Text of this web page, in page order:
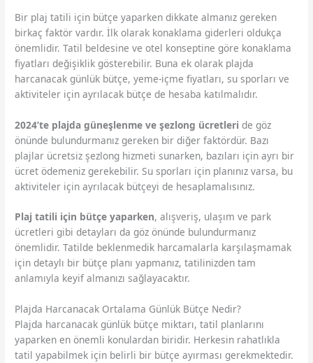
Bir plaj tatili için bütçe yaparken dikkate almanız gereken
birkaç faktör vardır. İlk olarak konaklama giderleri oldukça
önemlidir. Tatil beldesine ve otel konseptine göre konaklama
fiyatları değişiklik gösterebilir. Buna ek olarak plajda
harcanacak günlük bütçe, yeme-içme fiyatları, su sporları ve
aktiviteler için ayrılacak bütçe de hesaba katılmalıdır.
2024’te plajda güneşlenme ve şezlong ücretleri de göz
önünde bulundurmanız gereken bir diğer faktördür. Bazı
plajlar ücretsiz şezlong hizmeti sunarken, bazıları için ayrı bir
ücret ödemeniz gerekebilir. Su sporları için planınız varsa, bu
aktiviteler için ayrılacak bütçeyi de hesaplamalısınız.
Plaj tatili için bütçe yaparken, alışveriş, ulaşım ve park
ücretleri gibi detayları da göz önünde bulundurmanız
önemlidir. Tatilde beklenmedik harcamalarla karşılaşmamak
için detaylı bir bütçe planı yapmanız, tatilinizden tam
anlamıyla keyif almanızı sağlayacaktır.
Plajda Harcanacak Ortalama Günlük Bütçe Nedir?
Plajda harcanacak günlük bütçe miktarı, tatil planlarını
yaparken en önemli konulardan biridir. Herkesin rahatlıkla
tatil yapabilmek için belirli bir bütçe ayırması gerekmektedir.